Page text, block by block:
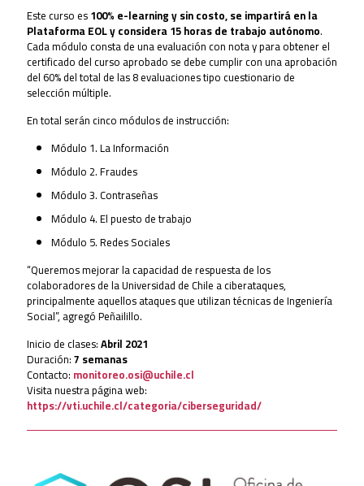
Este curso es100% e-learning y sin costo, se impartirá en la
Plataforma EOL y considera 15 horas de trabajo autónomo.
Cada módulo consta de una evaluación con nota y para obtener el
certificado del curso aprobado se debe cumplir con una aprobación
del 60% del total de las 8 evaluaciones tipo cuestionario de
selección múltiple.
En total serán cinco módulos de instrucción:
Módulo 1. La Información
Módulo 2. Fraudes
Módulo 3. Contraseñas
Módulo 4. El puesto de trabajo
Módulo 5. Redes Sociales
“Queremos mejorar la capacidad de respuesta de los
colaboradores de la Universidad de Chile a ciberataques,
principalmente aquellos ataques que utilizan técnicas de Ingeniería
Social”, agregó Peñailillo.
Inicio de clases:Abril 2021
Duración:7 semanas
Contacto: monitoreo.osi@uchile.cl
Visita nuestra página web:
https://vti.uchile.cl/categoria/ciberseguridad/